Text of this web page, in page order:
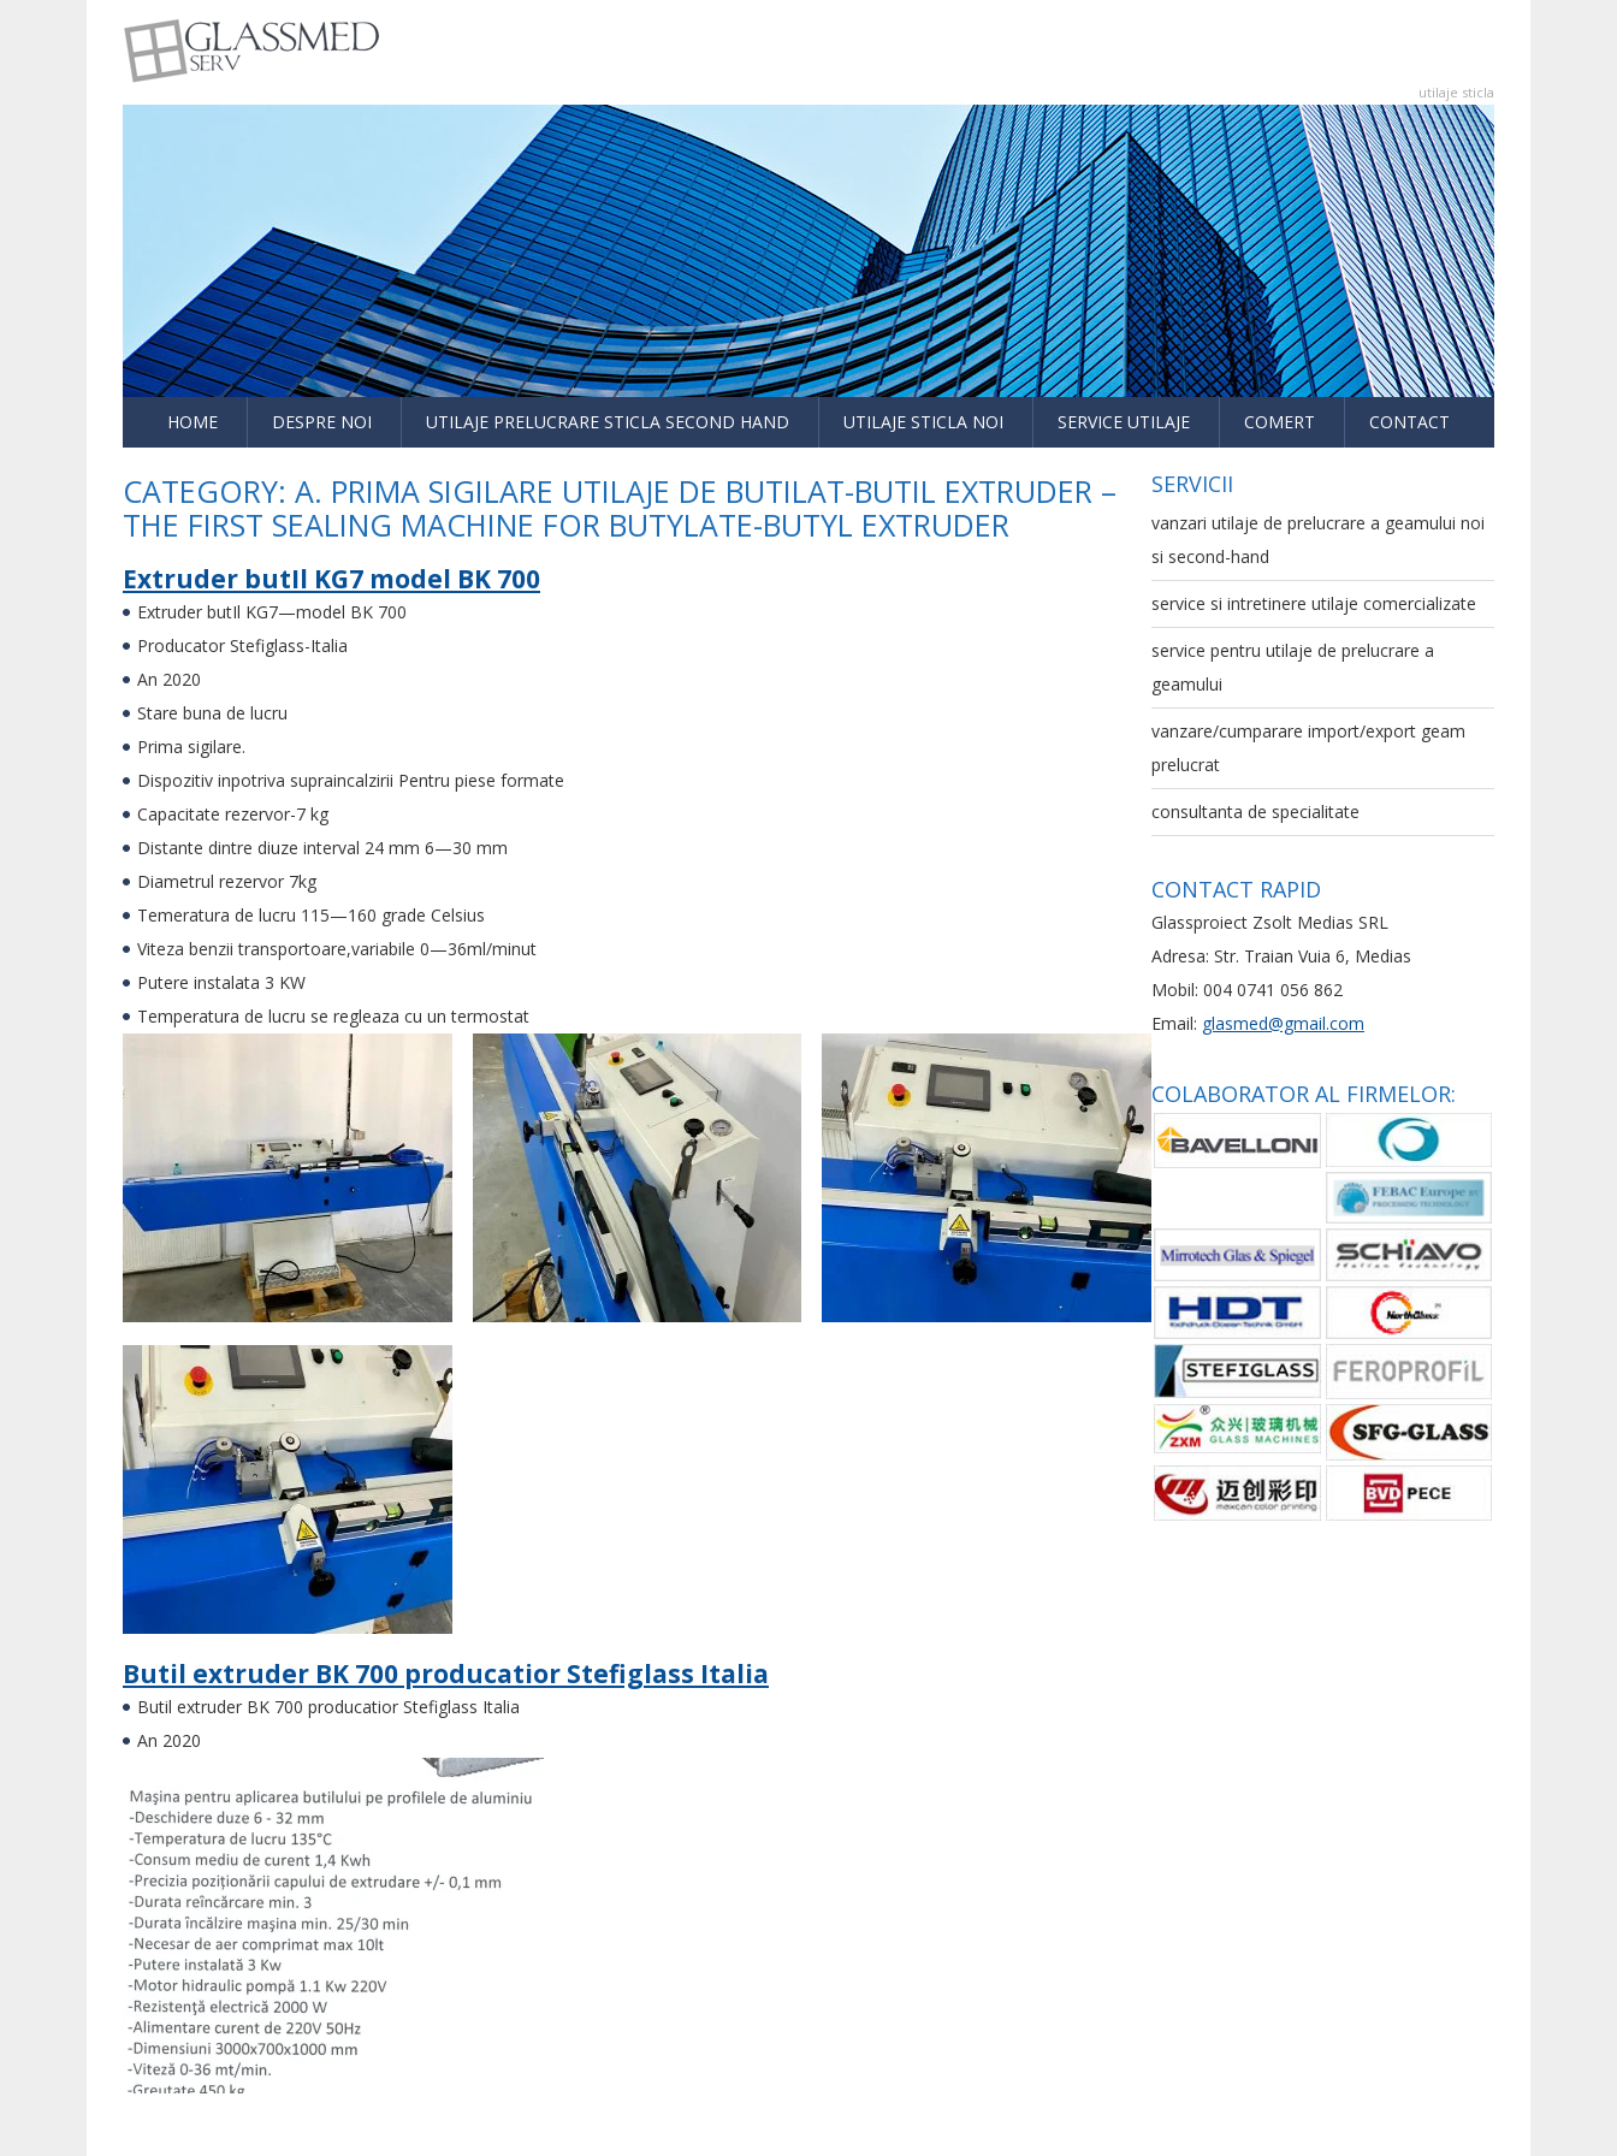
utilaje sticla
HOME DESPRE NOI UTILAJE PRELUCRARE STICLA SECOND HAND UTILAJE STICLA NOI SERVICE UTILAJE COMERT CONTACT
CATEGORY: A. PRIMA SIGILARE UTILAJE DE BUTILAT-BUTIL EXTRUDER –
THE FIRST SEALING MACHINE FOR BUTYLATE-BUTYL EXTRUDER
Extruder butIl KG7 model BK 700
Extruder butIl KG7—model BK 700
Producator Stefiglass-Italia
An 2020
Stare buna de lucru
Prima sigilare.
Dispozitiv inpotriva supraincalzirii Pentru piese formate
Capacitate rezervor-7 kg
Distante dintre diuze interval 24 mm 6—30 mm
Diametrul rezervor 7kg
Temeratura de lucru 115—160 grade Celsius
Viteza benzii transportoare,variabile 0—36ml/minut
Putere instalata 3 KW
Temperatura de lucru se regleaza cu un termostat
Butil extruder BK 700 producatior Stefiglass Italia
Butil extruder BK 700 producatior Stefiglass Italia
An 2020
SERVICII
vanzari utilaje de prelucrare a geamului noi
si second-hand
service si intretinere utilaje comercializate
service pentru utilaje de prelucrare a
geamului
vanzare/cumparare import/export geam
prelucrat
consultanta de specialitate
CONTACT RAPID
Glassproiect Zsolt Medias SRL
Adresa: Str. Traian Vuia 6, Medias
Mobil: 004 0741 056 862
Email: glasmed@gmail.com
COLABORATOR AL FIRMELOR: